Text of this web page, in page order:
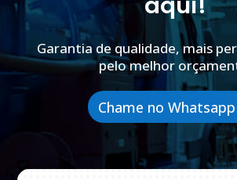
Garantia de qualidade, mais
pelo melhor
Chame no Whatsapp